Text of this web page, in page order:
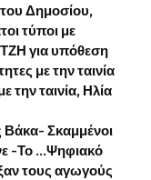
Δημοσίου,
τύποι με
για υπόθεση
με την ταινία
την ταινία, Ηλία
Σκαμμένοι
-Το …Ψηφιακό
τους αγωγούς